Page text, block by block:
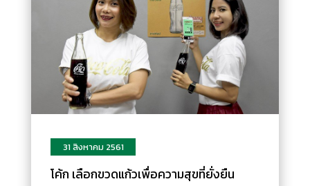
31 สิงหาคม 2561
โค้ก เลือกขวดแก้วเพื่อความสุขที่ยั่งยืน